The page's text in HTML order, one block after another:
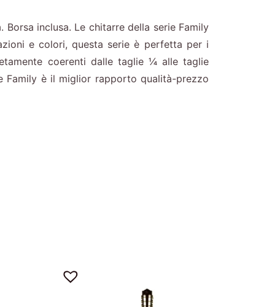
inclusa. Le chitarre della serie Family
e colori, questa serie è perfetta per i
coerenti dalle taglie ¼ alle taglie
Family è il miglior rapporto qualità-prezzo